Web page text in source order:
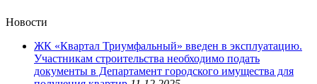
Новости
ЖК «Квартал Триумфальный» введен в эксплуатацию.
Участникам строительства необходимо подать
документы в Департамент городского имущества для